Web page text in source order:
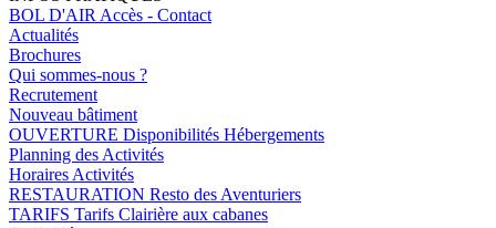
BOL D'AIR Accès - Contact
Actualités
Brochures
Qui sommes-nous ?
Recrutement
Nouveau bâtiment
OUVERTURE Disponibilités Hébergements
Planning des Activités
Horaires Activités
RESTAURATION Resto des Aventuriers
TARIFS Tarifs Clairière aux cabanes